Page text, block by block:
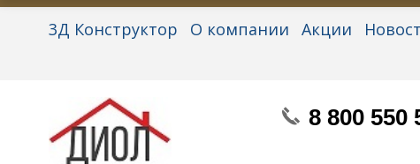
3Д Конструктор О компании Акции
8 800 550